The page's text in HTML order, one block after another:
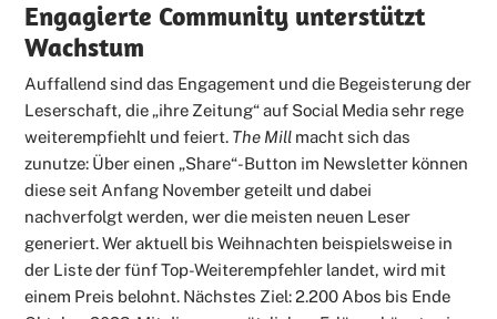
Engagierte Community unterstützt
Wachstum
Auffallend sind das Engagement und die Begeisterung der
Leserschaft, die „ihre Zeitung“ auf Social Media sehr rege
weiterempfiehlt und feiert. The Mill macht sich das
zunutze: Über einen „Share“-Button im Newsletter können
diese seit Anfang November geteilt und dabei
nachverfolgt werden, wer die meisten neuen Leser
generiert. Wer aktuell bis Weihnachten beispielsweise in
der Liste der fünf Top-Weiterempfehler landet, wird mit
einem Preis belohnt. Nächstes Ziel: 2.200 Abos bis Ende